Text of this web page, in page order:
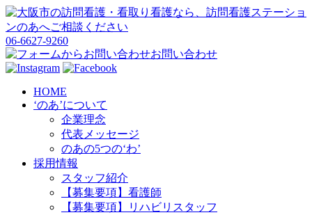
06-6627-9260
お問い合わせ
HOME
‘のあ’について
企業理念
代表メッセージ
のあの5つの‘わ’
採用情報
スタッフ紹介
【募集要項】看護師
【募集要項】リハビリスタッフ